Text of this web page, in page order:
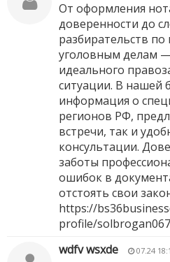
От оформления
доверенности до
разбирательств
уголовным делам
идеального
ситуации. В нашей
информация о
регионов РФ,
встречи, так и
консультации.
заботы
ошибок в
отстоять свои
https://
profile/
wdfv wsxde
07.24